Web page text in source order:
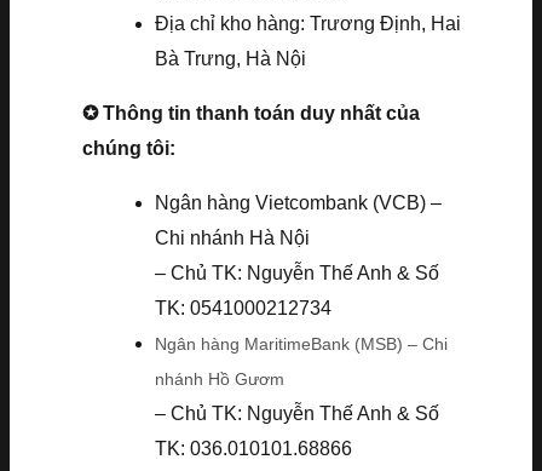
Địa chỉ kho hàng: Trương Định, Hai
Bà Trưng, Hà Nội
✪ Thông tin thanh toán duy nhất của
chúng tôi:
Ngân hàng Vietcombank (VCB) –
Chi nhánh Hà Nội
– Chủ TK: Nguyễn Thế Anh & Số
TK: 0541000212734
Ngân hàng MaritimeBank (MSB) – Chi
nhánh Hồ Gươm
– Chủ TK: Nguyễn Thế Anh & Số
TK: 036.010101.68866